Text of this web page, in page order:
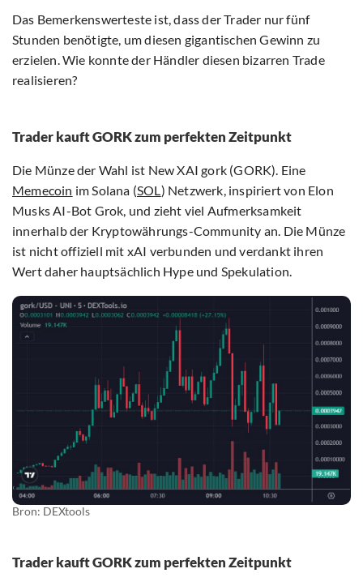
Das Bemerkenswerteste ist, dass der Trader nur fünf
Stunden benötigte, um diesen gigantischen Gewinn zu
erzielen. Wie konnte der Händler diesen bizarren Trade
realisieren?
Trader kauft GORK zum perfekten Zeitpunkt
Die Münze der Wahl ist New XAI gork (GORK). Eine
Memecoin im Solana (SOL) Netzwerk, inspiriert von Elon
Musks AI-Bot Grok, und zieht viel Aufmerksamkeit
innerhalb der Kryptowährungs-Community an. Die Münze
ist nicht offiziell mit xAI verbunden und verdankt ihren
Wert daher hauptsächlich Hype und Spekulation.
Bron: DEXtools
Trader kauft GORK zum perfekten Zeitpunkt